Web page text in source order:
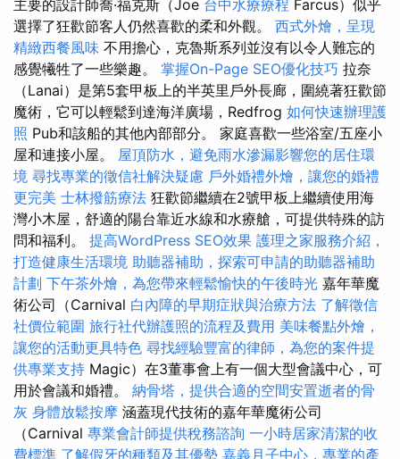
主要的設計師喬·福克斯（Joe 台中水療療程 Farcus）似乎
選擇了狂歡節客人仍然喜歡的柔和外觀。 西式外燴，呈現
精緻西餐風味 不用擔心，克魯斯系列並沒有以令人難忘的
感覺犧牲了一些樂趣。 掌握On-Page SEO優化技巧 拉奈
（Lanai）是第5套甲板上的半英里戶外長廊，圍繞著狂歡節
魔術，它可以輕鬆到達海洋廣場，Redfrog 如何快速辦理護
照 Pub和該船的其他內部部分。 家庭喜歡一些浴室/五座小
屋和連接小屋。 屋頂防水，避免雨水滲漏影響您的居住環
境 尋找專業的徵信社解決疑慮 戶外婚禮外燴，讓您的婚禮
更完美 士林撥筋療法 狂歡節繼續在2號甲板上繼續使用海
灣小木屋，舒適的陽台靠近水線和水療艙，可提供特殊的訪
問和福利。 提高WordPress SEO效果 護理之家服務介紹，
打造健康生活環境 助聽器補助，探索可申請的助聽器補助
計劃 下午茶外燴，為您帶來輕鬆愉快的午後時光 嘉年華魔
術公司（Carnival 白內障的早期症狀與治療方法 了解徵信
社價位範圍 旅行社代辦護照的流程及費用 美味餐點外燴，
讓您的活動更具特色 尋找經驗豐富的律師，為您的案件提
供專業支持 Magic）在3董事會上有一個大型會議中心，可
用於會議和婚禮。 納骨塔，提供合適的空間安置逝者的骨
灰 身體放鬆按摩 涵蓋現代技術的嘉年華魔術公司
（Carnival 專業會計師提供稅務諮詢 一小時居家清潔的收
費標準 了解假牙的種類及其優勢 嘉義月子中心，專業的產